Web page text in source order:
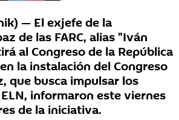
— El exjefe de la
de las FARC, alias "Iván
al Congreso de la República
la instalación del Congreso
que busca impulsar los
informaron este viernes
de la iniciativa.